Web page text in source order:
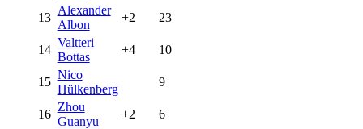
13
Alexander
Albon
+2 23
14
Valtteri
Bottas
+4 10
15
Nico
Hülkenberg
9
16
Zhou
Guanyu
+2 6